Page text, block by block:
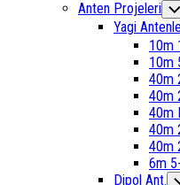
Parent Current
Page
Anten Projeleri
Yagi
10m
10m
40m
40m
40m
40m
40m
6m
Current
Dipol Ant.